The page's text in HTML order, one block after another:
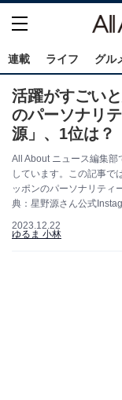
連載 ライフ グル
活躍がすごい
のパーソナリ
源」、1位は？
All About ニュース編集
しています。この記事で
ッポンのパーソナリティ
典：星野源さん公式
2023.12.22
ゆるま 小林